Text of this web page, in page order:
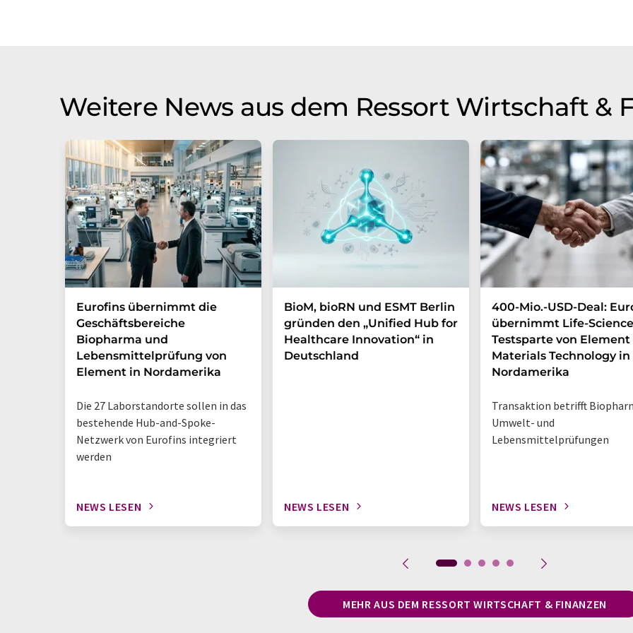
Weitere News aus dem Ressort Wirtschaft &
Eurofins übernimmt die
Geschäftsbereiche
Biopharma und
Lebensmittelprüfung von
Element in Nordamerika
Die 27 Laborstandorte sollen in das
bestehende Hub-and-Spoke-
Netzwerk von Eurofins integriert
werden
NEWS LESEN
BioM, bioRN und ESMT Berlin
gründen den „Unified Hub for
Healthcare Innovation“ in
Deutschland
NEWS LESEN
400-Mio.-USD-Deal:
übernimmt Life-
Testsparte von Element
Materials Technology in
Nordamerika
Transaktion betrifft
Umwelt- und
Lebensmittelprüfungen
NEWS LESEN
MEHR AUS DEM RESSORT WIRTSCHAFT & FINANZEN